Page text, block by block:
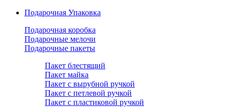
Подарочная Упаковка
Подарочная коробка
Подарочные мелочи
Подарочные пакеты
Пакет блестящий
Пакет майка
Пакет с вырубной ручкой
Пакет с петлевой ручкой
Пакет с пластиковой ручкой